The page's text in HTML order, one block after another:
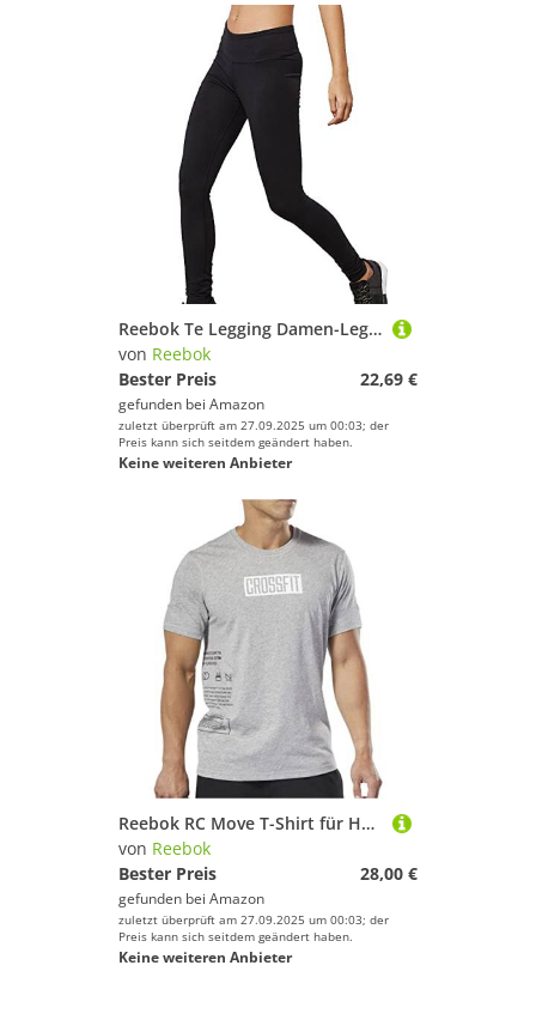
Reebok Te Legging Damen-Leggings L Schwarz
von Reebok
Bester Preis
22,69 €
gefunden bei Amazon
zuletzt überprüft am 27.09.2025 um 00:03; der
Preis kann sich seitdem geändert haben.
Keine weiteren Anbieter
Reebok RC Move T-Shirt für Herren
von Reebok
Bester Preis
28,00 €
gefunden bei Amazon
zuletzt überprüft am 27.09.2025 um 00:03; der
Preis kann sich seitdem geändert haben.
Keine weiteren Anbieter